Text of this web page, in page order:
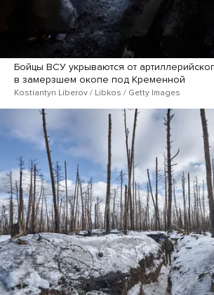
Бойцы ВСУ укрываются от
в замерзшем окопе под Кременной
Kostiantyn Liberov / Libkos / Getty Images